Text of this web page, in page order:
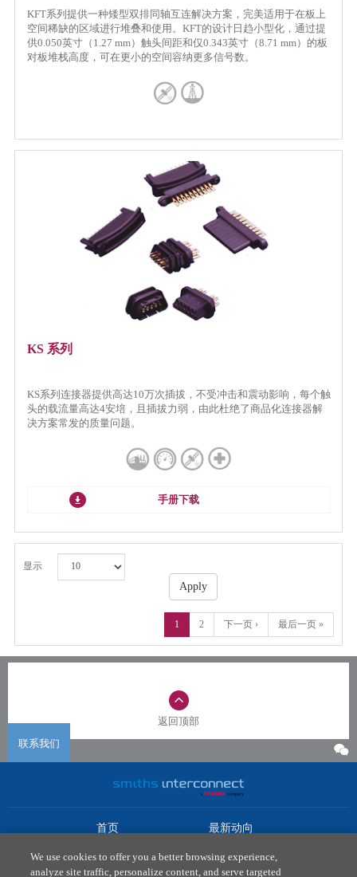
KFT系列提供一种矮型双排同轴互连解决方案，完美适用于在板上
空间稀缺的区域进行堆叠和使用。KFT的设计日趋小型化，通过提
供0.050英寸（1.27 mm）触头间距和仅0.343英寸（8.71 mm）的板
对板堆栈高度，可在更小的空间容纳更多信号数。
KS 系列
KS系列连接器提供高达10万次插拔，不受冲击和震动影响，每个触
头的载流量高达4安培，且插拔力弱，由此杜绝了商品化连接器解
决方案常发的质量问题。
手册下载
显示
Apply
1 2 下一页 › 最后一页 »
返回顶部
联系我们
首页
产品
最新动向
联系我们
We use cookies to offer you a better browsing experience,
analyze site traffic, personalize content, and serve targeted